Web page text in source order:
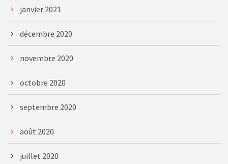
janvier 2021
décembre 2020
novembre 2020
octobre 2020
septembre 2020
août 2020
juillet 2020